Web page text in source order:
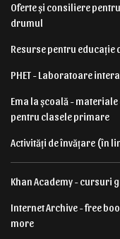
Oferte și consiliere
drumul
Resurse pentru educație
PHET - Laboratoare
Ema la școală -
pentru clasele primare
Activități de învățare (în
Khan Academy - cursuri
Internet Archive - free
more